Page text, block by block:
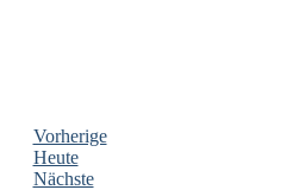
VorherigeVeranstaltungen
Heute
NächsteVeranstaltungen